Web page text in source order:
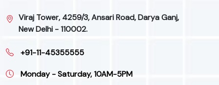
Viraj Tower, 4259/3, Ansari Road, Darya Ganj,
New Delhi - 110002.
+91-11-45355555
Monday - Saturday, 10AM-5PM